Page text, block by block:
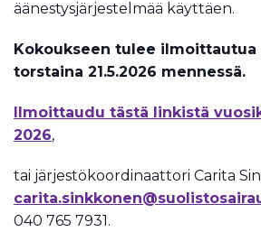
äänestysjärjestelmää käyttäen.
Kokoukseen tulee
torstaina 21.5.2026 mennessä.
Ilmoittaudu tästä linkistä
2026,
tai järjestökoordinaattori Carita
040 765 7931.